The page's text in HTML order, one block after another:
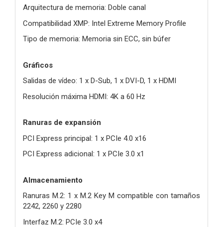
Arquitectura de memoria: Doble canal
Compatibilidad XMP: Intel Extreme Memory Profile
Tipo de memoria: Memoria sin ECC, sin búfer
Gráficos
Salidas de vídeo: 1 x D-Sub, 1 x DVI-D, 1 x HDMI
Resolución máxima HDMI: 4K a 60 Hz
Ranuras de expansión
PCI Express principal: 1 x PCIe 4.0 x16
PCI Express adicional: 1 x PCIe 3.0 x1
Almacenamiento
Ranuras M.2: 1 x M.2 Key M compatible con tamaños
2242, 2260 y 2280
Interfaz M.2: PCIe 3.0 x4